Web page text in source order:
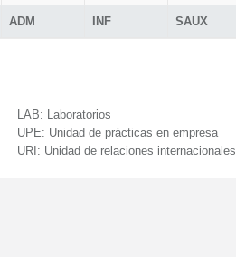
ADM INF SAUX
LAB: Laboratorios
UPE: Unidad de prácticas en empresa
URI: Unidad de relaciones internacionales